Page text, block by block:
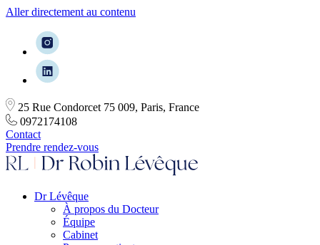
Aller directement au contenu
25 Rue Condorcet 75 009, Paris, France
0972174108
Contact
Prendre rendez-vous
Dr Lévêque
À propos du Docteur
Équipe
Cabinet